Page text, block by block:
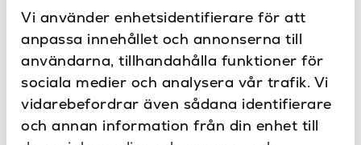
Vi använder enhetsidentifierare för att
anpassa innehållet och annonserna till
användarna, tillhandahålla funktioner för
sociala medier och analysera vår trafik. Vi
vidarebefordrar även sådana identifierare
och annan information från din enhet till
laddade metalljonskikt att 99,99 % av bakterierna blir
ofarliga. Den släta, icke-porösa strukturen säkerställer att
smutspartiklar inte kan få fäste på porslinet och istället
rinner av väldigt enkelt.
Levereras med lock och sits med mjukstängande
funktion (softclose)